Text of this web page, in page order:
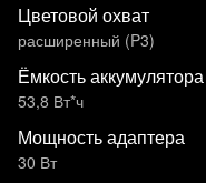
Цветовой охват
расширенный (P3)
Ёмкость аккумулятора
53,8 Вт*ч
Мощность адаптера
30 Вт